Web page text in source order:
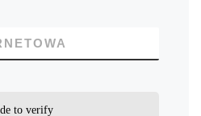
to verify